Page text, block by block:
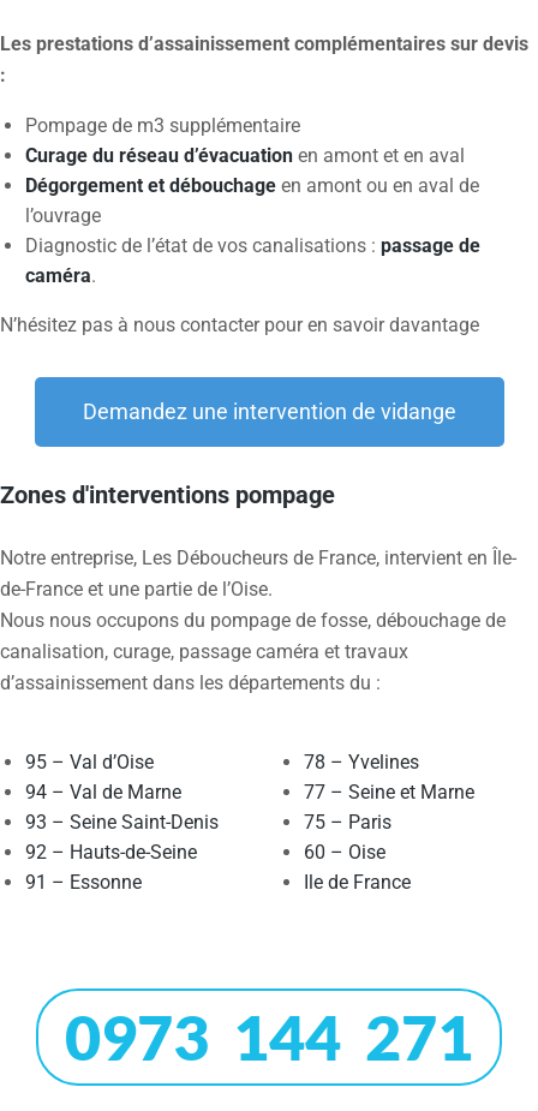
Les prestations d’assainissement complémentaires sur devis
:
Pompage de m3 supplémentaire
Curage du réseau d’évacuationen amont et en aval
Dégorgement et débouchageen amont ou en aval de
l’ouvrage
Diagnostic de l’état de vos canalisations : passage de
caméra.
N’hésitez pas à nous contacter pour en savoir davantage
Demandez une intervention de vidange
Zones d'interventions pompage
Notre entreprise, Les Déboucheurs de France, intervient en Île-
de-France et une partie de l’Oise.
Nous nous occupons du pompage de fosse, débouchage de
canalisation, curage, passage caméra et travaux
d’assainissement dans les départements du :
95 – Val d’Oise
94 – Val de Marne
93 – Seine Saint-Denis
92 – Hauts-de-Seine
91 – Essonne
78 – Yvelines
77 – Seine et Marne
75 – Paris
60 – Oise
Ile de France
0973 144 271